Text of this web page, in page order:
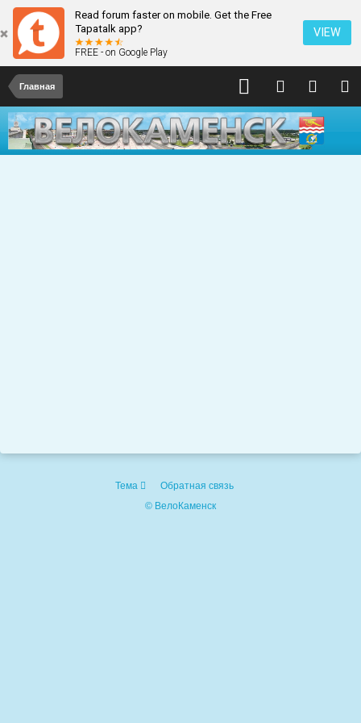
Read forum faster on mobile. Get the Free
Tapatalk app?
FREE - on Google Play
VIEW
Главная
Тема
Обратная связь
© ВелоКаменск